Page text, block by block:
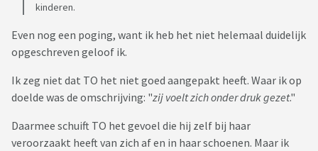
kinderen.
Even nog een poging, want ik heb het niet helemaal duidelijk
opgeschreven geloof ik.
Ik zeg niet dat TO het niet goed aangepakt heeft. Waar ik op
doelde was de omschrijving: "zij voelt zich onder druk gezet."
Daarmee schuift TO het gevoel die hij zelf bij haar
veroorzaakt heeft van zich af en in haar schoenen. Maar ik